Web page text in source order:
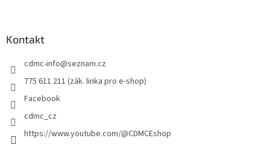
Kontakt
cdmc-info@seznam.cz
775 611 211 (zák. linka pro e-shop)
Facebook
cdmc_cz
https://www.youtube.com/@CDMCEshop